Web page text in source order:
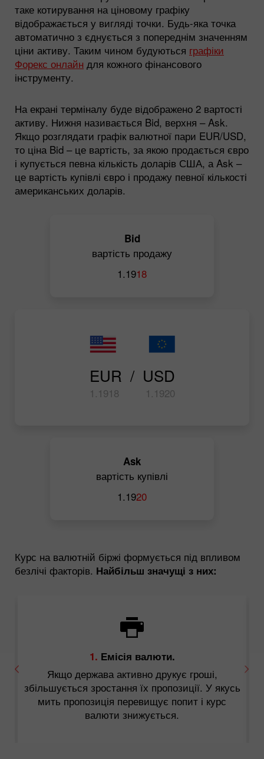
таке котирування на ціновому графіку
відображається у вигляді точки. Будь-яка точка
автоматично з єднується з попереднім значенням
ціни активу. Таким чином будуються графіки
Форекс онлайн для кожного фінансового
інструменту.
На екрані терміналу буде відображено 2 вартості
активу. Нижня називається Bid, верхня – Ask.
Якщо розглядати графік валютної пари EUR/USD,
то ціна Bid – це вартість, за якою продається євро
і купується певна кількість доларів США, а Ask –
це вартість купівлі євро і продажу певної кількості
американських доларів.
Bid
вартість продажу
1.1918
EUR  /  USD
1.1918 1.1920
Ask
вартість купівлі
1.1920
Курс на валютній біржі формується під впливом
безлічі факторів. Найбільш значущі з них:
1. Емісія валюти.
Якщо держава активно друкує гроші,
збільшується зростання їх пропозиції. У якусь
мить пропозиція перевищує попит і курс
валюти знижується.